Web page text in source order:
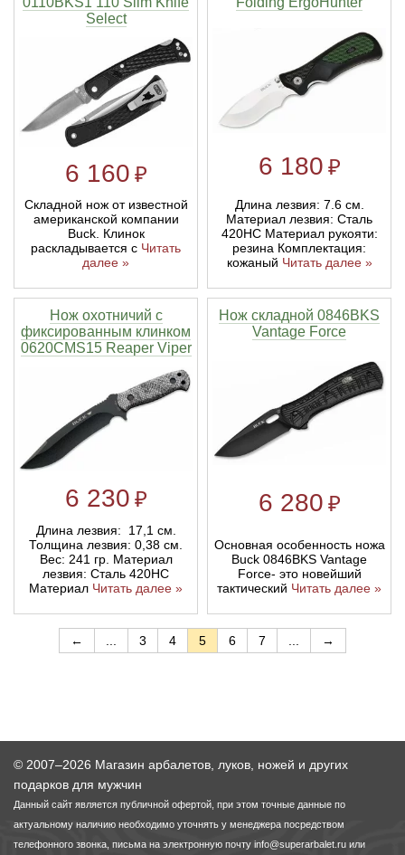
Select
6 160 ₽
Складной нож от известной
американской компании
Buck. Клинок
раскладывается с Читать
далее »
6 180 ₽
Длина лезвия: 7.6 см.
Материал лезвия: Сталь
420HC Материал рукояти:
резина Комплектация:
кожаный Читать далее »
Нож охотничий с
фиксированным клинком
0620CMS15 Reaper Viper
6 230 ₽
Длина лезвия: 17,1 см.
Толщина лезвия: 0,38 см.
Вес: 241 гр. Материал
лезвия: Сталь 420HC
Материал Читать далее »
Нож складной 0846BKS
Vantage Force
6 280 ₽
Основная особенность ножа
Buck 0846BKS Vantage
Force- это новейший
тактический Читать далее »
← 3 4 5 6 7 →
© 2007–2026 Магазин арбалетов, луков, ножей и других
подарков для мужчин
Данный сайт является публичной офертой, при этом точные данные по
актуальному наличию необходимо уточнять у менеджера посредством
телефонного звонка, письма на электронную почту info@superarbalet.ru или